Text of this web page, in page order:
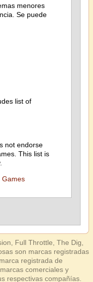
menores
Se puede
list of
not endorse
This list is
Games
Full Throttle, The Dig,
son marcas registradas
registrada de
comerciales y
respectivas compañías.